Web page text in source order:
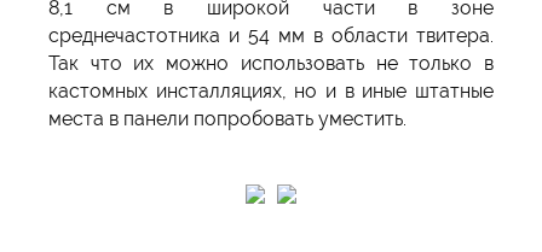
8,1 см в широкой части в зоне
среднечастотника и 54 мм в области твитера.
Так что их можно использовать не только в
кастомных инсталляциях, но и в иные штатные
места в панели попробовать уместить.